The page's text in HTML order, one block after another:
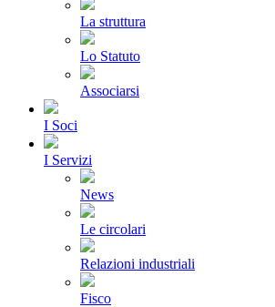
La struttura
Lo Statuto
Associarsi
I Soci
I Servizi
News
Le circolari
Relazioni industriali
Fisco